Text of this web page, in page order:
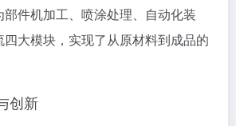
件机加工、喷涂处理、自动化装
大模块，实现了从原材料到成品的
创新